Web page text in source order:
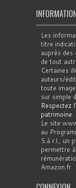
Les
titre
auprès des
de tout
Certaines
auteurs/
toute
sur simple
Respectez
patrimoine.
Le site
au
S.à r.l., un
permettre
Amazon.fr